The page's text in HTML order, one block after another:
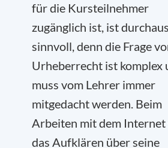
für die Kursteilnehmer
zugänglich ist, ist durchaus
sinnvoll, denn die Frage
Urheberrecht ist komplex
muss vom Lehrer immer
mitgedacht werden. Beim
Arbeiten mit dem Internet
das Aufklären über seine